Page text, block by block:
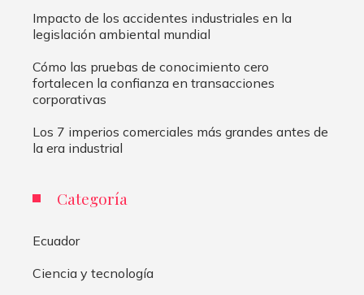
Impacto de los accidentes industriales en la
legislación ambiental mundial
Cómo las pruebas de conocimiento cero
fortalecen la confianza en transacciones
corporativas
Los 7 imperios comerciales más grandes antes de
la era industrial
Categoría
Ecuador
Ciencia y tecnología